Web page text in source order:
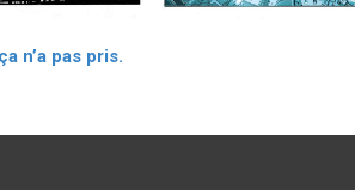
n’a pas pris.